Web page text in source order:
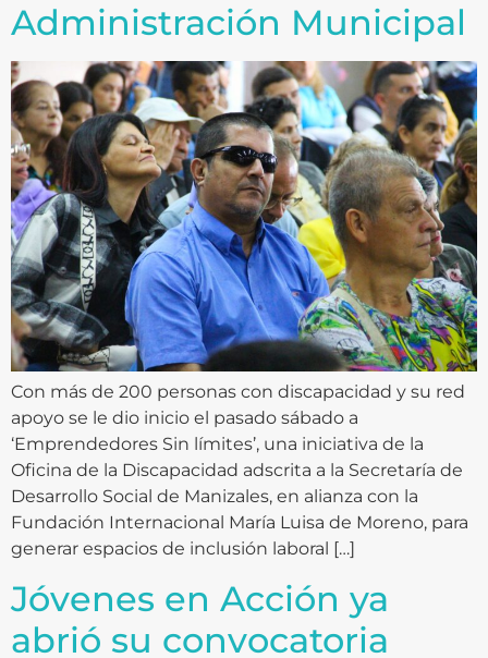
Administración Municipal
Con más de 200 personas con discapacidad y su red
apoyo se le dio inicio el pasado sábado a
‘Emprendedores Sin límites’, una iniciativa de la
Oficina de la Discapacidad adscrita a la Secretaría de
Desarrollo Social de Manizales, en alianza con la
Fundación Internacional María Luisa de Moreno, para
generar espacios de inclusión laboral […]
Jóvenes en Acción ya
abrió su convocatoria